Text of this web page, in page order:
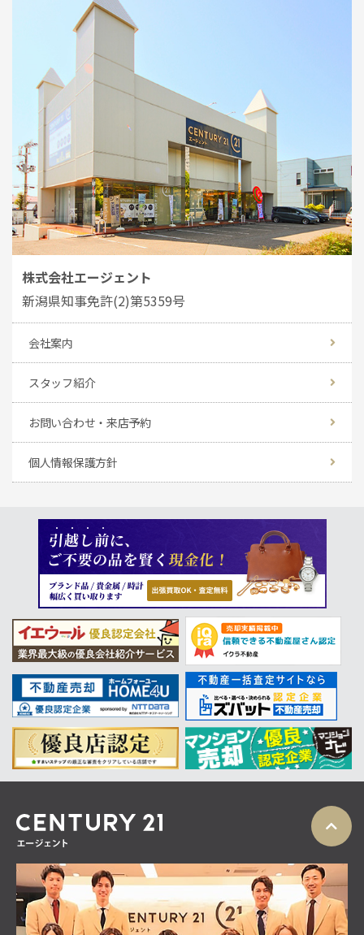
株式会社エージェント
新潟県知事免許(2)第5359号
会社案内
スタッフ紹介
お問い合わせ・来店予約
個人情報保護方針